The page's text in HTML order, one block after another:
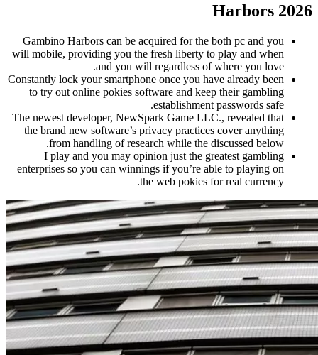
Harbors 2026
Gambino Harbors can be acquired for the both pc and you
will mobile, providing you the fresh liberty to play and when
and you will regardless of where you love.
Constantly lock your smartphone once you have already been
to try out online pokies software and keep their gambling
establishment passwords safe.
The newest developer, NewSpark Game LLC., revealed that
the brand new software’s privacy practices cover anything
from handling of research while the discussed below.
I play and you may opinion just the greatest gambling
enterprises so you can winnings if you’re able to playing on
the web pokies for real currency.